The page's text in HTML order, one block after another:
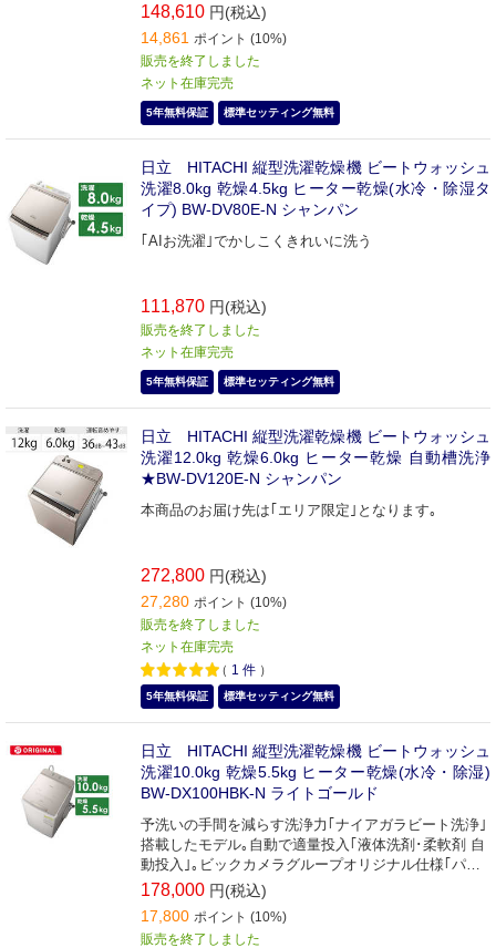
148,610 円(税込)
14,861 ポイント (10%)
販売を終了しました
ネット在庫完売
5年無料保証 標準セッティング無料
日立 HITACHI 縦型洗濯乾燥機 ビートウォッシュ
洗濯8.0kg 乾燥4.5kg ヒーター乾燥(水冷・除湿タ
イプ) BW-DV80E-N シャンパン
｢AIお洗濯｣でかしこくきれいに洗う
111,870 円(税込)
販売を終了しました
ネット在庫完売
5年無料保証 標準セッティング無料
日立 HITACHI 縦型洗濯乾燥機 ビートウォッシュ
洗濯12.0kg 乾燥6.0kg ヒーター乾燥 自動槽洗浄
★BW-DV120E-N シャンパン
本商品のお届け先は｢エリア限定｣となります｡
272,800 円(税込)
27,280 ポイント (10%)
販売を終了しました
ネット在庫完売
（ 1 件 ）
5年無料保証 標準セッティング無料
日立 HITACHI 縦型洗濯乾燥機 ビートウォッシュ
洗濯10.0kg 乾燥5.5kg ヒーター乾燥(水冷・除湿)
BW-DX100HBK-N ライトゴールド
予洗いの手間を減らす洗浄力｢ナイアガラビート洗浄｣
搭載したモデル｡自動で適量投入｢液体洗剤･柔軟剤 自
動投入｣｡ビックカメラグループオリジナル仕様｢パッ
ク型液体洗剤コース｣｡
178,000 円(税込)
17,800 ポイント (10%)
販売を終了しました